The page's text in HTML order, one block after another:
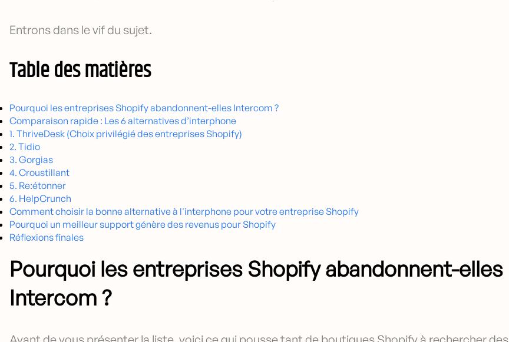
Entrons dans le vif du sujet.
Table des matières
Pourquoi les entreprises Shopify abandonnent-elles Intercom ?
Comparaison rapide : Les 6 alternatives d’interphone
1. ThriveDesk (Choix privilégié des entreprises Shopify)
2. Tidio
3. Gorgias
4. Croustillant
5. Re:étonner
6. HelpCrunch
Comment choisir la bonne alternative à l'interphone pour votre entreprise Shopify
Pourquoi un meilleur support génère des revenus pour Shopify
Réflexions finales
Pourquoi les entreprises Shopify abandonnent-elles
Intercom ?